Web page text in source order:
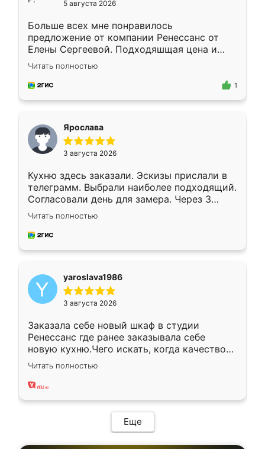
5 августа 2026
Больше всех мне понравилось
предложение от компании Ренессанс от
Елены Сергеевой. Подходяшщая цена и
короткие сроки изготовления. Приехавший
для замера сотрудник Владислав
предложил по моему эскизу самый
Читать полностью
1
Ярослава
3 августа 2026
Кухню здесь заказали. Эскизы прислали в
телеграмм. Выбрали наиболее подходящий.
Согласовали день для замера. Через 3
недели кухня была уже готова. Остались
довольны работой. Спасибо Ренессанс
мебель за качественную работу!
Читать полностью
yaroslava1986
3 августа 2026
Заказала себе новый шкаф в студии
Ренессанс где ранее заказывала себе
новую кухню.Чего искать, когда качеством
вполне довольна. Служит кухня уже почти
два года, нареканий нет.
Читать полностью
Еще